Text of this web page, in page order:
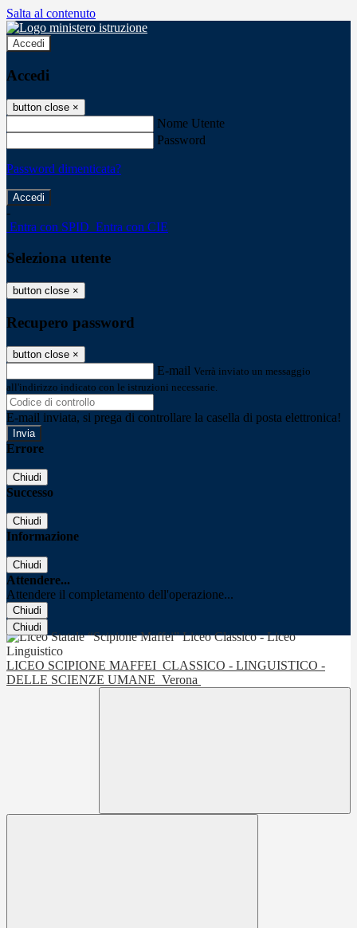
Salta al contenuto
Accedi
Accedi
button close ×
Nome Utente
Password
Password dimenticata?
-
Entra con SPID Entra con CIE
Seleziona utente
button close ×
Recupero password
button close ×
E-mail Verrà inviato un messaggio
all'indirizzo indicato con le istruzioni necessarie.
E-mail inviata, si prega di controllare la casella di posta elettronica!
Errore
Chiudi
Successo
Chiudi
Informazione
Chiudi
Attendere...
Attendere il completamento dell'operazione...
Chiudi
Chiudi
LICEO SCIPIONE MAFFEI CLASSICO - LINGUISTICO -
DELLE SCIENZE UMANE Verona